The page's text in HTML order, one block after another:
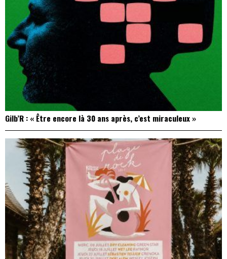
Gilb’R : « Être encore là 30 ans après, c’est miraculeux »